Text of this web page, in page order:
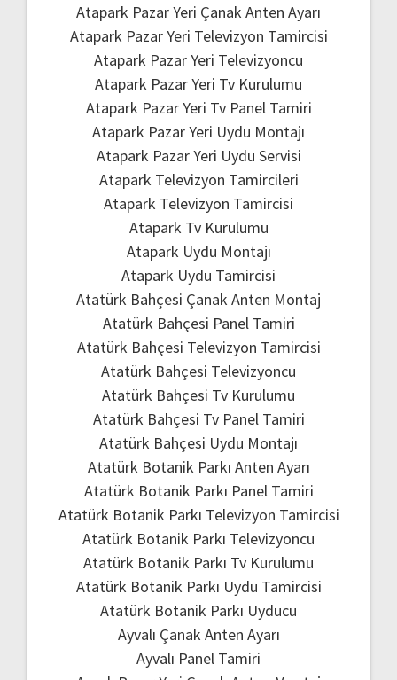
Atapark Pazar Yeri Çanak Anten Ayarı
Atapark Pazar Yeri Televizyon Tamircisi
Atapark Pazar Yeri Televizyoncu
Atapark Pazar Yeri Tv Kurulumu
Atapark Pazar Yeri Tv Panel Tamiri
Atapark Pazar Yeri Uydu Montajı
Atapark Pazar Yeri Uydu Servisi
Atapark Televizyon Tamircileri
Atapark Televizyon Tamircisi
Atapark Tv Kurulumu
Atapark Uydu Montajı
Atapark Uydu Tamircisi
Atatürk Bahçesi Çanak Anten Montaj
Atatürk Bahçesi Panel Tamiri
Atatürk Bahçesi Televizyon Tamircisi
Atatürk Bahçesi Televizyoncu
Atatürk Bahçesi Tv Kurulumu
Atatürk Bahçesi Tv Panel Tamiri
Atatürk Bahçesi Uydu Montajı
Atatürk Botanik Parkı Anten Ayarı
Atatürk Botanik Parkı Panel Tamiri
Atatürk Botanik Parkı Televizyon Tamircisi
Atatürk Botanik Parkı Televizyoncu
Atatürk Botanik Parkı Tv Kurulumu
Atatürk Botanik Parkı Uydu Tamircisi
Atatürk Botanik Parkı Uyducu
Ayvalı Çanak Anten Ayarı
Ayvalı Panel Tamiri